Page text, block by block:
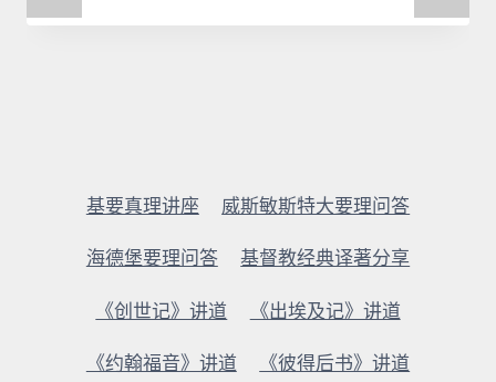
基要真理讲座 威斯敏斯特大要理问答
海德堡要理问答 基督教经典译著分享
《创世记》讲道 《出埃及记》讲道
《约翰福音》讲道 《彼得后书》讲道